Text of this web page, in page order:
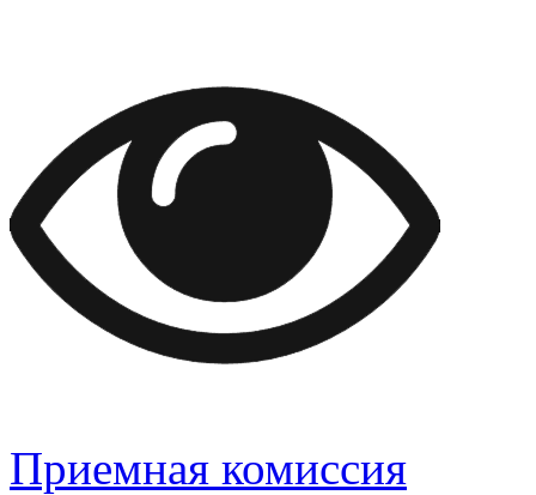
Приемная комиссия